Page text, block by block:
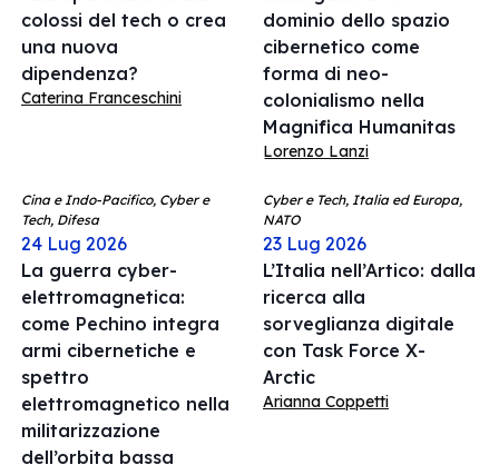
colossi del tech o crea
una nuova
dipendenza?
Caterina Franceschini
dominio dello spazio
cibernetico come
forma di neo-
colonialismo nella
Magnifica Humanitas
Lorenzo Lanzi
Cina e Indo-Pacifico, Cyber e
Tech, Difesa
24 Lug 2026
La guerra cyber-
elettromagnetica:
come Pechino integra
armi cibernetiche e
spettro
elettromagnetico nella
militarizzazione
dell’orbita bassa
Cyber e Tech, Italia ed Europa,
NATO
23 Lug 2026
L’Italia nell’Artico: dalla
ricerca alla
sorveglianza digitale
con Task Force X-
Arctic
Arianna Coppetti